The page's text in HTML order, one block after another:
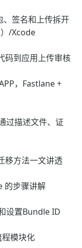
签名和上传拆开
/Xcode
码到应用上传审核
，Fastlane +
过描述文件、证
移方法一文讲透
的步骤讲解
设置Bundle ID
模块化